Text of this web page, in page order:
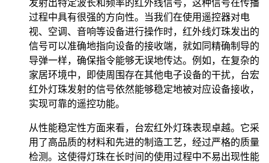
发射出特定波长和频率的红外线信号，这种信号在传播
过程中具有很强的方向性。当我们在使用遥控器对电
视、空调、音响等设备进行操作时，红外线灯珠发出的
信号可以准确地指向设备的接收端，就如同精确制导的
导弹一样，确保指令能够无误地传达。例如，在复杂的
家居环境中，即使周围存在其他电子设备的干扰，台宏
红外灯珠发射的信号依然能够稳定地被对应设备接收，
实现可靠的遥控功能。
从性能稳定性方面来看，台宏红外灯珠表现卓越。它采
用了高品质的材料和先进的制造工艺，经过严格的质量
检测。这使得灯珠在长时间的使用过程中不易出现性能